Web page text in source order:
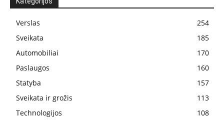
Verslas
254
Sveikata
185
Automobiliai
170
Paslaugos
160
Statyba
157
Sveikata ir grožis
113
Technologijos
108